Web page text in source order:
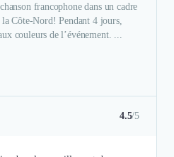
francophone dans un cadre
Côte-Nord! Pendant 4 jours,
couleurs de l’événement. ...
4.5/5